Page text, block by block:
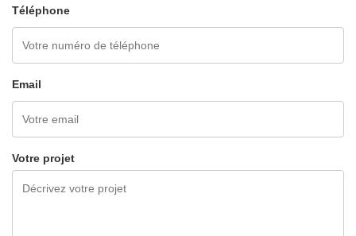
Téléphone
Email
Votre projet